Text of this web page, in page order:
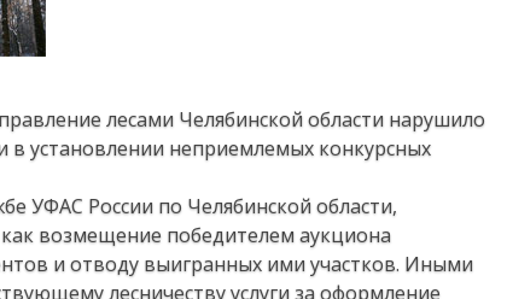
лесами Челябинской области нарушило
установлении неприемлемых конкурсных
УФАС России по Челябинской области,
возмещение победителем аукциона
и отводу выигранных ими участков. Иными
лесничеству услуги за оформление